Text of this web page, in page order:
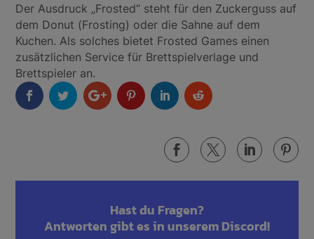
Der Ausdruck „Frosted“ steht für den Zuckerguss auf
dem Donut (Frosting) oder die Sahne auf dem
Kuchen. Als solches bietet Frosted Games einen
zusätzlichen Service für Brettspielverlage und
Brettspieler an.
   
Hast du Fragen?
Antworten gibt es inunserem Discord!